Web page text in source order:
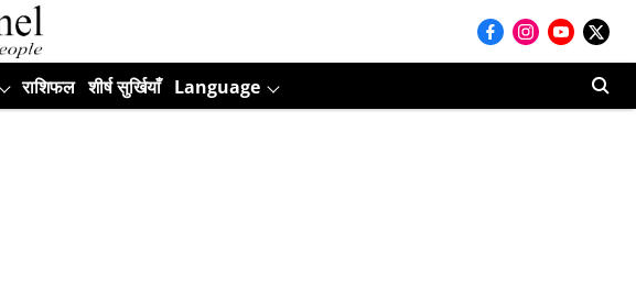
राशिफल शीर्ष सुर्खियाँ Language